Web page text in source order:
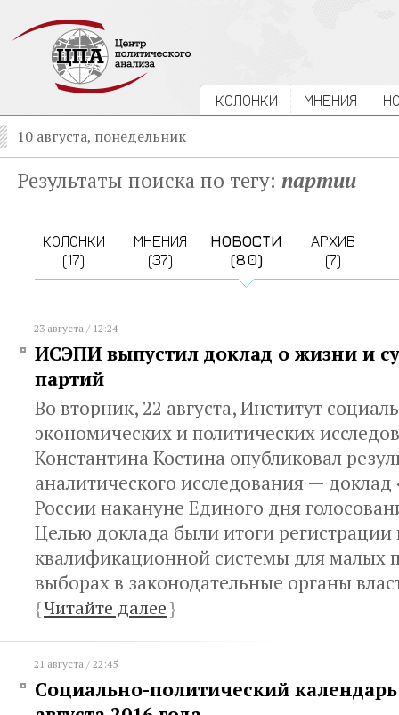
КОЛОНКИ МНЕНИЯ
10 августа, понедельник
Результаты поиска по тегу: партии
КОЛОНКИ
(17)
МНЕНИЯ
(37)
НОВОСТИ
(80)
АРХИВ
(7)
23 августа / 12:24
ИСЭПИ выпустил доклад о жизни и
партий
Во вторник, 22 августа, Институт
экономических и политических
Константина Костина опубликовал
аналитического исследования —
России накануне Единого дня
Целью доклада были итоги
квалификационной системы для малых
выборах в законодательные органы
{Читайте далее}
21 августа / 22:45
Социально-политический календарь